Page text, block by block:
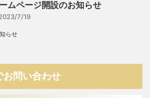
ムページ開設のお知らせ
7/19
らせ
お問い合わせ